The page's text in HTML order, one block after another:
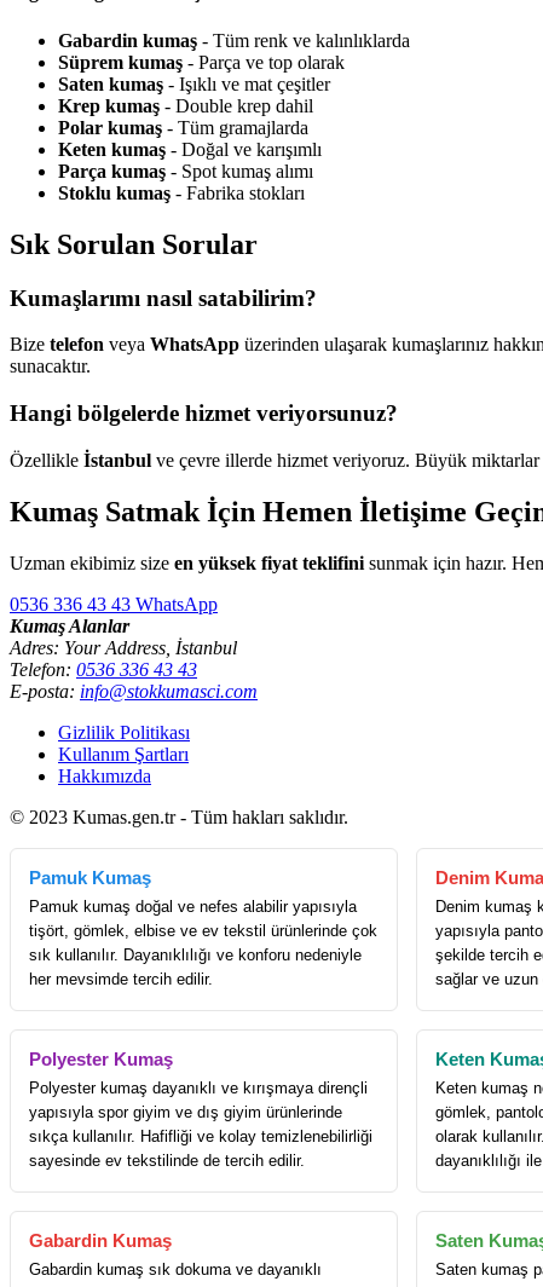
Gabardin kumaş - Tüm renk ve kalınlıklarda
Süprem kumaş - Parça ve top olarak
Saten kumaş - Işıklı ve mat çeşitler
Krep kumaş - Double krep dahil
Polar kumaş - Tüm gramajlarda
Keten kumaş - Doğal ve karışımlı
Parça kumaş - Spot kumaş alımı
Stoklu kumaş - Fabrika stokları
Sık Sorulan Sorular
Kumaşlarımı nasıl satabilirim?
Bize telefon veya WhatsApp üzerinden ulaşarak kumaşlarınız
sunacaktır.
Hangi bölgelerde hizmet veriyorsunuz?
Özellikle İstanbul ve çevre illerde hizmet veriyoruz. Büyük
Kumaş Satmak İçin Hemen İletişime
Uzman ekibimiz size en yüksek fiyat teklifini sunmak için hazır.
0536 336 43 43 WhatsApp
Kumaş Alanlar
Adres: Your Address, İstanbul
Telefon: 0536 336 43 43
E-posta: info@stokkumasci.com
Gizlilik Politikası
Kullanım Şartları
Hakkımızda
© 2023 Kumas.gen.tr - Tüm hakları saklıdır.
Pamuk Kumaş
Pamuk kumaş doğal ve nefes alabilir yapısıyla
tişört, gömlek, elbise ve ev tekstil ürünlerinde çok
sık kullanılır. Dayanıklılığı ve konforu nedeniyle
her mevsimde tercih edilir.
Denim
Denim kumaş
yapısıyla
şekilde tercih
sağlar ve uzun
Polyester Kumaş
Polyester kumaş dayanıklı ve kırışmaya dirençli
yapısıyla spor giyim ve dış giyim ürünlerinde
sıkça kullanılır. Hafifliği ve kolay temizlenebilirliği
sayesinde ev tekstilinde de tercih edilir.
Keten
Keten kumaş
gömlek,
olarak
dayanıklılığı
Gabardin Kumaş
Gabardin kumaş sık dokuma ve dayanıklı
Saten
Saten kumaş